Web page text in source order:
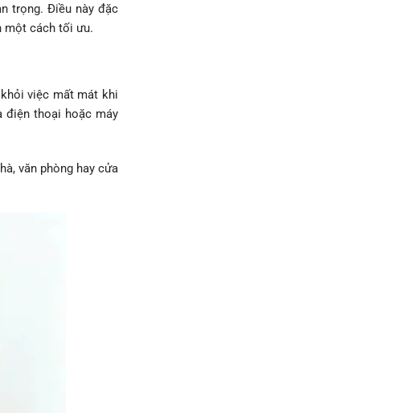
trọng. Điều này đặc
một cách tối ưu.
việc mất mát khi
điện thoại hoặc máy
văn phòng hay cửa